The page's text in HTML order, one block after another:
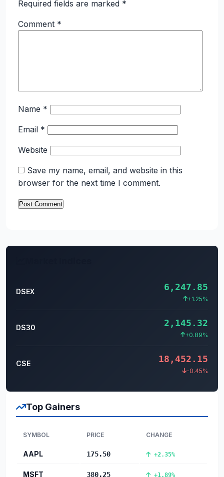
Required fields are marked *
Comment *
Name *
Email *
Website
Save my name, email, and website in this
browser for the next time I comment.
DSEX 6,247.85
+1.25%
DS30 2,145.32
+0.89%
CSE 18,452.15
-0.45%
Top Gainers
SYMBOL PRICE CHANGE
AAPL 175.50 +2.35%
MSFT 380.25 +1.89%